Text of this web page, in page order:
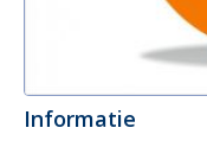
Informatie